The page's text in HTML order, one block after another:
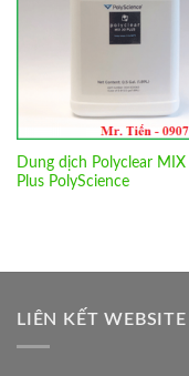
Dung dịch Polyclear
Plus PolyScience
LIÊN KẾT WEBSITE